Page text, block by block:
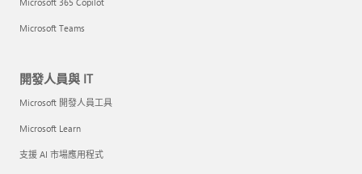
Microsoft Teams
開發人員與 IT
Microsoft 開發人員工具
Microsoft Learn
支援 AI 市場應用程式